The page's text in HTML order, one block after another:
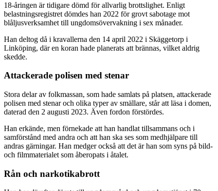
18-åringen är tidigare dömd för allvarlig brottslighet. Enligt
belastningsregistret dömdes han 2022 för grovt sabotage mot
blåljusverksamhet till ungdomsövervakning i sex månader.
Han deltog då i kravallerna den 14 april 2022 i Skäggetorp i
Linköping, där en koran hade planerats att brännas, vilket aldrig
skedde.
Attackerade polisen med stenar
Stora delar av folkmassan, som hade samlats på platsen, attackerade
polisen med stenar och olika typer av smällare, står att läsa i domen,
daterad den 2 augusti 2023. Även fordon förstördes.
Han erkände, men förnekade att han handlat tillsammans och i
samförstånd med andra och att han ska ses som medhjälpare till
andras gärningar. Han medger också att det är han som syns på bild-
och filmmaterialet som åberopats i åtalet.
Rån och narkotikabrott